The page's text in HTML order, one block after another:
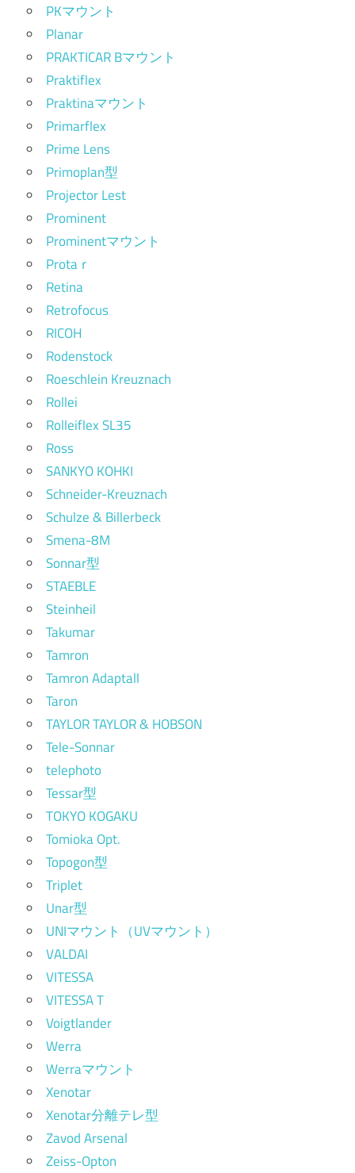
PKマウント
Planar
PRAKTICAR Bマウント
Praktiflex
Praktinaマウント
Primarflex
Prime Lens
Primoplan型
Projector Lest
Prominent
Prominentマウント
Protaｒ
Retina
Retrofocus
RICOH
Rodenstock
Roeschlein Kreuznach
Rollei
Rolleiflex SL35
Ross
SANKYO KOHKI
Schneider-Kreuznach
Schulze & Billerbeck
Smena-8M
Sonnar型
STAEBLE
Steinheil
Takumar
Tamron
Tamron Adaptall
Taron
TAYLOR TAYLOR & HOBSON
Tele-Sonnar
telephoto
Tessar型
TOKYO KOGAKU
Tomioka Opt.
Topogon型
Triplet
Unar型
UNIマウント（UVマウント）
VALDAI
VITESSA
VITESSA T
Voigtlander
Werra
Werraマウント
Xenotar
Xenotar分離テレ型
Zavod Arsenal
Zeiss-Opton